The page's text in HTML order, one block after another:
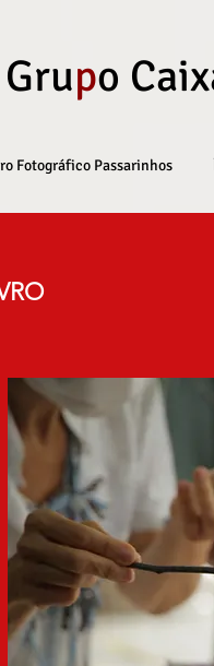
Grupo
Fotográfico Passarinhos